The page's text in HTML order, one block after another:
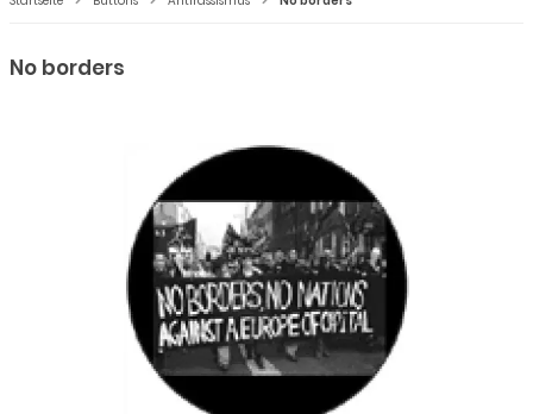
No borders